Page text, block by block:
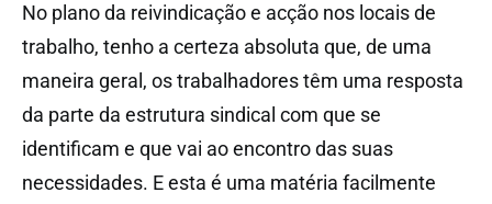
No plano da reivindicação e acção nos locais de
trabalho, tenho a certeza absoluta que, de uma
maneira geral, os trabalhadores têm uma resposta
da parte da estrutura sindical com que se
identificam e que vai ao encontro das suas
necessidades. E esta é uma matéria facilmente